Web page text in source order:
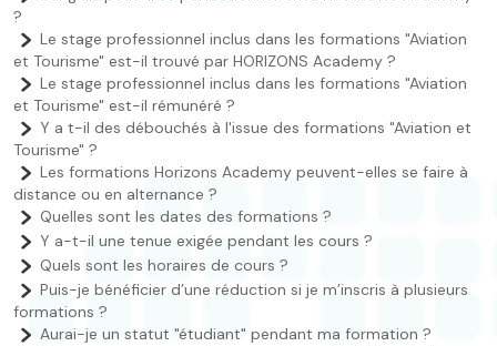
?
Le stage professionnel inclus dans les formations "Aviation
et Tourisme" est-il trouvé par HORIZONS Academy ?
Le stage professionnel inclus dans les formations "Aviation
et Tourisme" est-il rémunéré ?
Y a t-il des débouchés à l'issue des formations "Aviation et
Tourisme" ?
Les formations Horizons Academy peuvent-elles se faire à
distance ou en alternance ?
Quelles sont les dates des formations ?
Y a-t-il une tenue exigée pendant les cours ?
Quels sont les horaires de cours ?
Puis-je bénéficier d’une réduction si je m’inscris à plusieurs
formations ?
Aurai-je un statut "étudiant" pendant ma formation ?